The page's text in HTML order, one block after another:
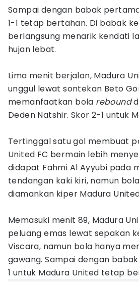
Sampai dengan babak
1-1 tetap bertahan. Di babak
berlangsung menarik kendati
hujan lebat.
Lima menit berjalan, Madura
unggul lewat sontekan Beto
memanfaatkan bola rebound
Deden Natshir. Skor 2-1 untuk
Tertinggal satu gol membuat
United FC bermain lebih
didapat Fahmi Al Ayyubi pada
tendangan kaki kiri, namun
diamankan kiper Madura
Memasuki menit 89, Madura
peluang emas lewat sepakan
Viscara, namun bola hanya
gawang. Sampai dengan
1 untuk Madura United tetap